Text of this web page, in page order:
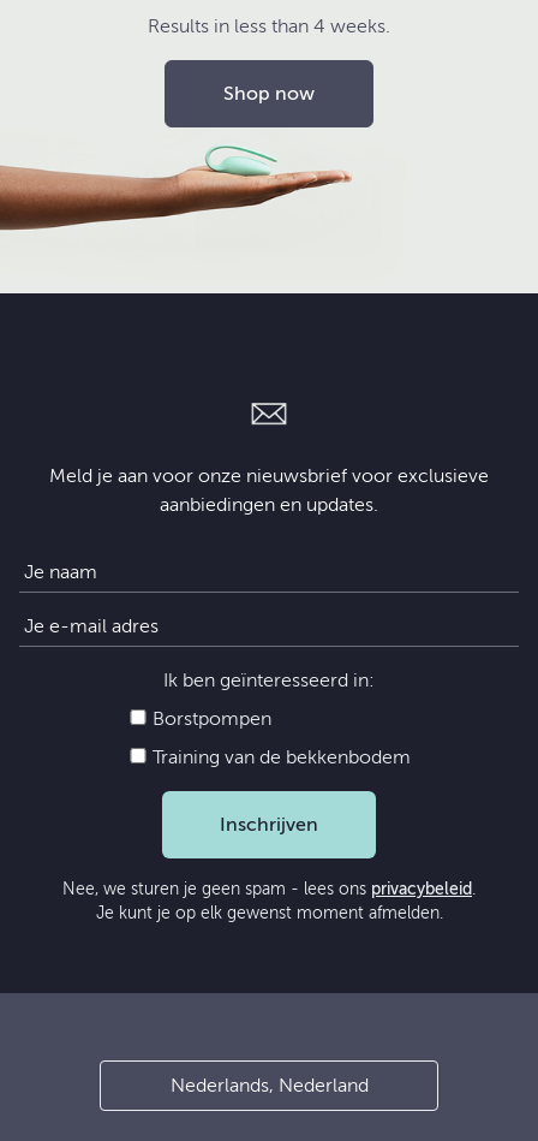
Results in less than 4 weeks.
Shop now
Meld je aan voor onze nieuwsbrief voor exclusieve
aanbiedingen en updates.
Ik ben geïnteresseerd in:
Borstpompen
Training van de bekkenbodem
Inschrijven
Nee, we sturen je geen spam - lees ons privacybeleid .
Je kunt je op elk gewenst moment afmelden.
Nederlands, Nederland